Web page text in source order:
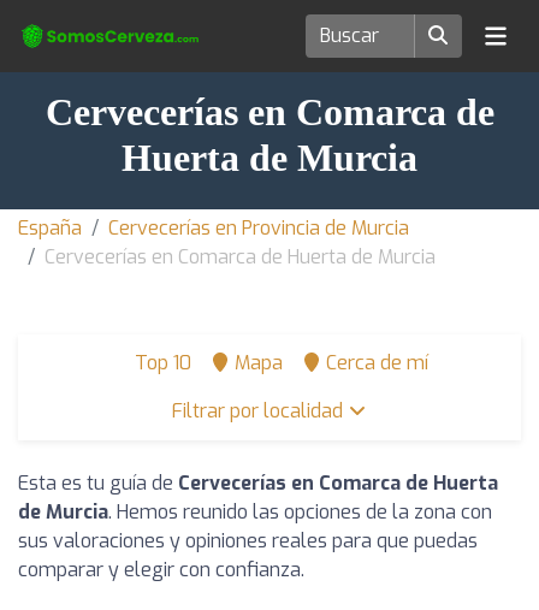
Cervecerías en Comarca de
Huerta de Murcia
España
Cervecerías en Provincia de Murcia
Cervecerías en Comarca de Huerta de Murcia
Top 10 Mapa
Cerca de mí
Filtrar por localidad
Esta es tu guía de Cervecerías en Comarca de Huerta
de Murcia. Hemos reunido las opciones de la zona con
sus valoraciones y opiniones reales para que puedas
comparar y elegir con confianza.